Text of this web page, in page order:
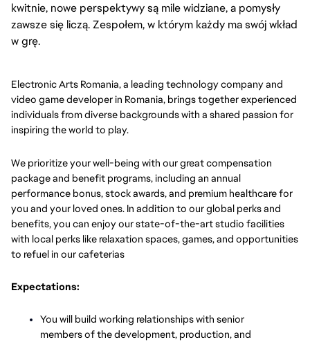
kwitnie, nowe perspektywy są mile widziane, a pomysły
zawsze się liczą. Zespołem, w którym każdy ma swój wkład
w grę.
Electronic Arts Romania, a leading technology company and
video game developer in Romania, brings together experienced
individuals from diverse backgrounds with a shared passion for
inspiring the world to play.
We prioritize your well-being with our great compensation
package and benefit programs, including an annual
performance bonus, stock awards, and premium healthcare for
you and your loved ones. In addition to our global perks and
benefits, you can enjoy our state-of-the-art studio facilities
with local perks like relaxation spaces, games, and opportunities
to refuel in our cafeterias
Expectations:
You will build working relationships with senior
members of the development, production, and